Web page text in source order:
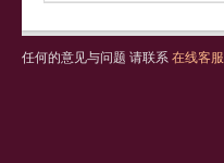
任何的意见与问题 请联系 在线客服